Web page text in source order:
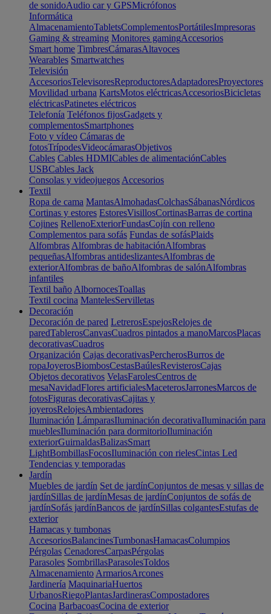
de sonidoAudio car y GPSMicrófonos
Informática
AlmacenamientoTabletsComplementosPortátilesImpresoras
Gaming & streaming Monitores gamingAccesorios
Smart home TimbresCámarasAltavoces
Wearables Smartwatches
Televisión
AccesoriosTelevisoresReproductoresAdaptadoresProyectores
Movilidad urbana KartsMotos eléctricasAccesoriosBicicletas
eléctricasPatinetes eléctricos
Telefonía Teléfonos fijosGadgets y
complementosSmartphones
Foto y vídeo Cámaras de
fotosTrípodesVideocámarasObjetivos
Cables Cables HDMICables de alimentaciónCables
USBCables Jack
Consolas y videojuegos Accesorios
Textil
Ropa de cama MantasAlmohadasColchasSábanasNórdicos
Cortinas y estores EstoresVisillosCortinasBarras de cortina
Cojines RellenoExteriorFundasCojín con relleno
Complementos para sofás Fundas de sofásPlaids
Alfombras Alfombras de habitaciónAlfombras
pequeñasAlfombras antideslizantesAlfombras de
exteriorAlfombras de bañoAlfombras de salónAlfombras
infantiles
Textil baño AlbornocesToallas
Textil cocina MantelesServilletas
Decoración
Decoración de pared LetrerosEspejosRelojes de
paredTablerosCanvasCuadros pintados a manoMarcosPlacas
decorativasCuadros
Organización Cajas decorativasPercherosBurros de
ropaJoyerosBiombosCestasBaúlesRevisterosCajas
Objetos decorativos VelasFarolesCentros de
mesaNavidadFlores artificialesMaceterosJarronesMarcos de
fotosFiguras decorativasCajitas y
joyerosRelojesAmbientadores
Iluminación LámparasIluminación decorativaIluminación para
mueblesIluminación para dormitorioIluminación
exteriorGuirnaldasBalizasSmart
LightBombillasFocosIluminación con rielesCintas Led
Tendencias y temporadas
Jardín
Muebles de jardín Set de jardínConjuntos de mesas y sillas de
jardínSillas de jardínMesas de jardínConjuntos de sofás de
jardínSofás jardínBancos de jardínSillas colgantesEstufas de
exterior
Hamacas y tumbonas
AccesoriosBalancinesTumbonasHamacasColumpios
Pérgolas CenadoresCarpasPérgolas
Parasoles SombrillasParasolesToldos
Almacenamiento ArmariosArcones
Jardinería MaquinariaHuertos
UrbanosRiegoPlantasJardinerasCompostadores
Cocina BarbacoasCocina de exterior